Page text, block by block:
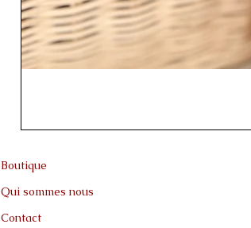
Boutique
Qui sommes nous
Contact